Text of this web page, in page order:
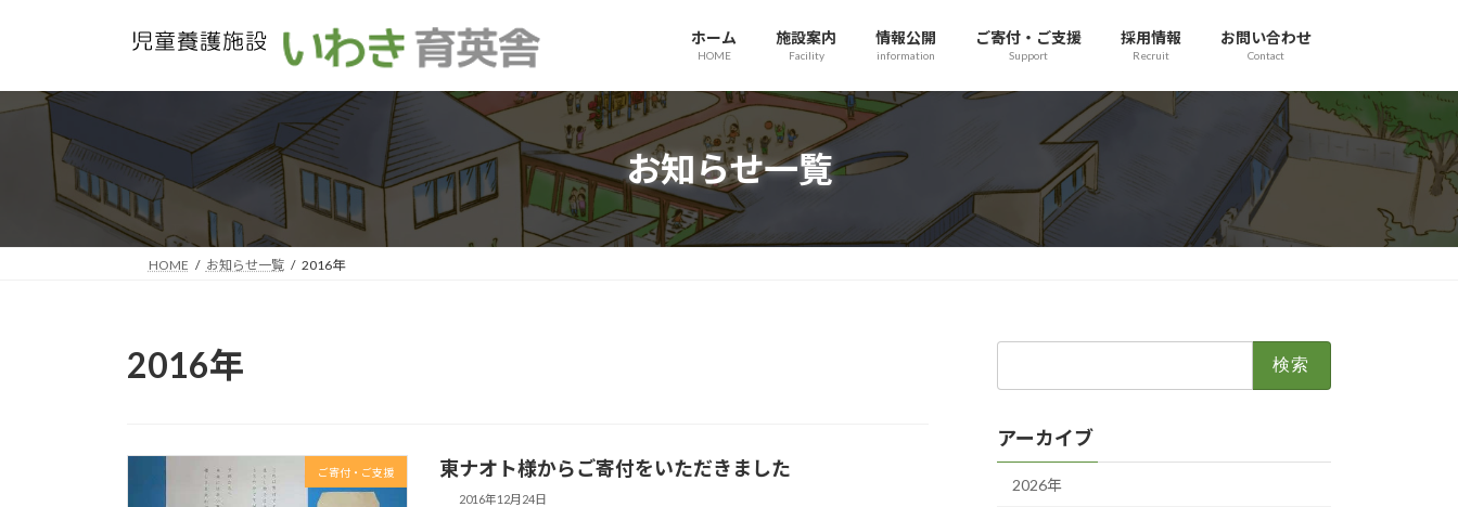
ン
ツ
プ
ー
シ
動
ホーム
HOME
施設案内
Facility
情報公開
information
ご寄付・ご支援
Support
採用情報
Recruit
お問い合わせ
Contact
お知らせ一覧
HOME お知らせ一覧 2016年
2016年
ご寄付・ご支援 東ナオト様からご寄付をいただきました
2016年12月24日
アーカイブ
2026年